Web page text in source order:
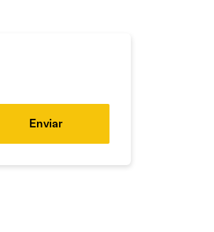
Enviar